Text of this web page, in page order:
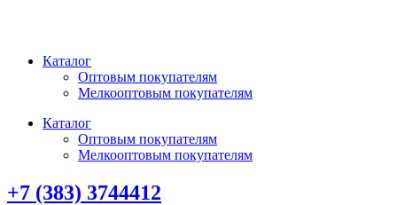
Каталог
Оптовым покупателям
Мелкооптовым покупателям
Каталог
Оптовым покупателям
Мелкооптовым покупателям
+7 (383) 3744412